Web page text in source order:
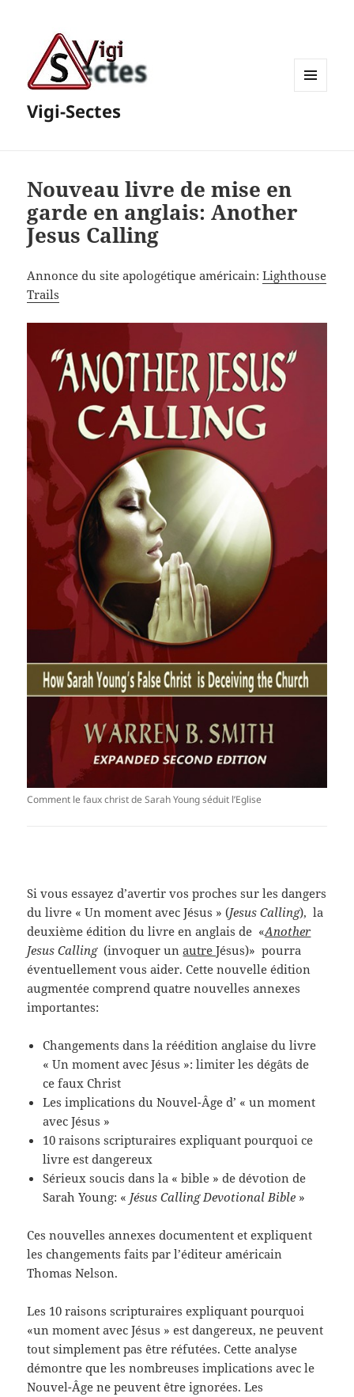
Vigi-Sectes
Nouveau livre de mise en
garde en anglais: Another
Jesus Calling
Annonce du site apologétique américain:Lighthouse
Trails
Comment le faux christ de Sarah Young séduit l’Eglise
Si vous essayez d’avertir vos proches sur les dangers
du livre « Un moment avec Jésus » (Jesus Calling), la
deuxième édition du livre en anglais de «Another
Jesus Calling (invoquer unautreJésus)» pourra
éventuellement vous aider. Cette nouvelle édition
augmentée comprend quatre nouvelles annexes
importantes:
Changements dans la réédition anglaise du livre
« Un moment avec Jésus »: limiter les dégâts de
ce faux Christ
Les implications du Nouvel-Âge d’ « un moment
avec Jésus »
10 raisons scripturaires expliquant pourquoi ce
livre est dangereux
Sérieux soucis dans la « bible » de dévotion de
Sarah Young: « Jésus Calling Devotional Bible »
Ces nouvelles annexes documentent et expliquent
les changements faits par l’éditeur américain
Thomas Nelson.
Les 10 raisons scripturaires expliquant pourquoi
«un moment avec Jésus » est dangereux, ne peuvent
tout simplement pas être réfutées. Cette analyse
démontre que les nombreuses implications avec le
Nouvel-Âge ne peuvent être ignorées. Les